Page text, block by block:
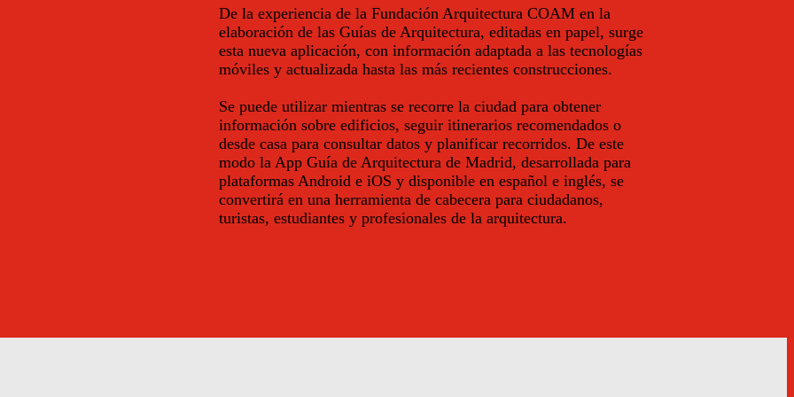
De la experiencia de la Fundación Arquitectura COAM en la
elaboración de las Guías de Arquitectura, editadas en papel, surge
esta nueva aplicación, con información adaptada a las tecnologías
móviles y actualizada hasta las más recientes construcciones.
Se puede utilizar mientras se recorre la ciudad para obtener
información sobre edificios, seguir itinerarios recomendados o
desde casa para consultar datos y planificar recorridos. De este
modo la App Guía de Arquitectura de Madrid, desarrollada para
plataformas Android e iOS y disponible en español e inglés, se
convertirá en una herramienta de cabecera para ciudadanos,
turistas, estudiantes y profesionales de la arquitectura.